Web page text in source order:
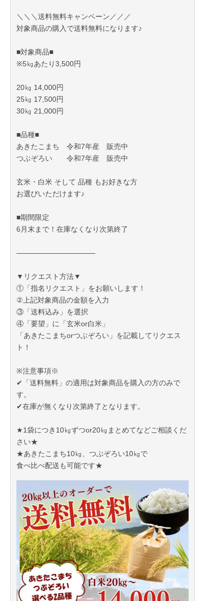
＼＼＼送料無料キャンペーン／／／
対象商品の購入で送料無料になります♪
■対象商品■
※5㎏あたり3,500円
20㎏ 14,000円
25㎏ 17,500円
30㎏ 21,000円
■品種■
あきたこまち 令和7年産 販売中
つぶぞろい 令和7年産 販売中
玄米・白米 そして 品種 もお好きな方
お選びいただけます♪
■期間限定
6月末まで！在庫なくなり次第終了
―――――――――――
▼リクエスト方法▼
①「指名リクエスト」をお願いします！
②上記対象商品の金額を入力
③「送料込み」を選択
④「要望」に「玄米or白米」
「あきたこまちorつぶぞろい」を記載してリクエス
ト！
※注意事項※
✔「送料無料」の適用は対象商品を購入の方のみで
す。
✔在庫が無くなり次第終了となります。
★1袋につき10㎏ずつor20㎏まとめてなどご相談くだ
さい★
★あきたこまち10㎏、つぶぞろい10㎏で
食べ比べ配送も可能です★